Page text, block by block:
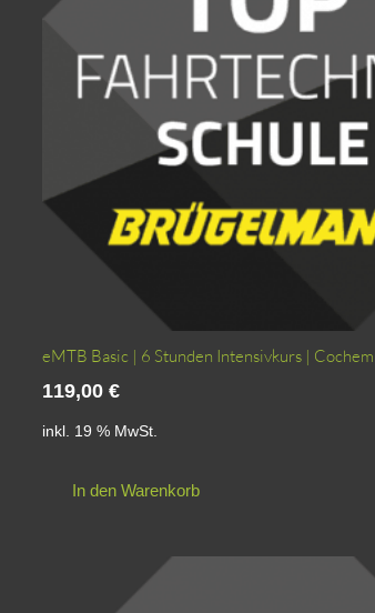
eMTB Basic | 6 Stunden Intensivkurs |
119,00 €
inkl. 19 % MwSt.
In den Warenkorb